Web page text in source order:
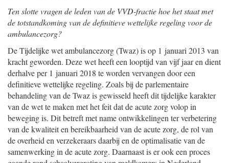
Ten slotte vragen de leden van de VVD-fractie hoe het staat met
de totstandkoming van de definitieve wettelijke regeling voor de
ambulancezorg?
De Tijdelijke wet ambulancezorg (Twaz) is op 1 januari 2013 van
kracht geworden. Deze wet heeft een looptijd van vijf jaar en dient
derhalve per 1 januari 2018 te worden vervangen door een
definitieve wettelijke regeling. Zoals bij de parlementaire
behandeling van de Twaz is gewisseld heeft dit tijdelijke karakter
van de wet te maken met het feit dat de acute zorg volop in
beweging is. Dit betreft met name ontwikkelingen ter verbetering
van de kwaliteit en bereikbaarheid van de acute zorg, de rol van
de overheid en verzekeraars daarbij en de optimalisatie van de
samenwerking in de acute zorg. Daarnaast is er ook een proces